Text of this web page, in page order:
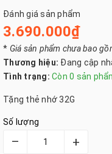
Đánh giá sản phẩm
3.690.000₫
* Giá sản phẩm chưa bao
Thương hiệu: Đang cập
Tình trạng: Còn 0 sản
Tặng thẻ nhớ 32G
Số lượng
– +